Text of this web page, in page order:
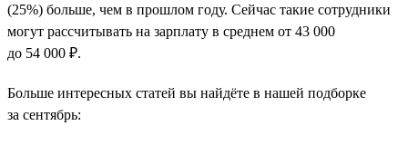
(25%) больше, чем в прошлом году. Сейчас такие сотрудники
могут рассчитывать на зарплату в среднем от 43 000
до 54 000 ₽.
Больше интересных статей вы найдёте в нашей подборке
за сентябрь: